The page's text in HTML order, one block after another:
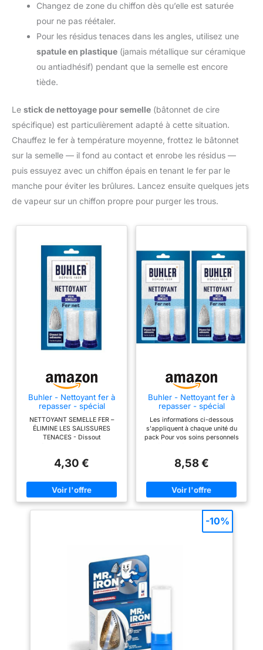
Changez de zone du chiffon dès qu’elle est saturée
pour ne pas réétaler.
Pour les résidus tenaces dans les angles, utilisez une
spatule en plastique (jamais métallique sur céramique
ou antiadhésif) pendant que la semelle est encore
tiède.
Le stick de nettoyage pour semelle (bâtonnet de cire
spécifique) est particulièrement adapté à cette situation.
Chauffez le fer à température moyenne, frottez le bâtonnet
sur la semelle — il fond au contact et enrobe les résidus —
puis essuyez avec un chiffon épais en tenant le fer par le
manche pour éviter les brûlures. Lancez ensuite quelques jets
de vapeur sur un chiffon propre pour purger les trous.
Buhler - Nettoyant fer à
repasser - spécial
semelles - 2 bâtonnets
NETTOYANT SEMELLE FER –
ÉLIMINE LES SALISSURES
TENACES - Dissout
amidon, apprêts, résines
synthétiques fondus (nylon,
acétate…) - Nettoyage efficace
sans rayer la semelle SEMELLE
repassage retrouvé REPASSAGE
FACILE & RAPIDE – RÉSULTAT
IMPECCABLE - Permet un
repassage facile et rapide en
améliorant la fluidité du
passage sur les textiles -
Facilite également la sortie de
vapeur pour une efficacité
optimale COMPATIBLE FERS
CLASSIQUES, VAPEUR &
4,30 €
Buhler - Nettoyant fer à
repasser - spécial
semelles - 2 bâtonnets
(Lot de 2)
Les informations ci-dessous
s'appliquent à chaque unité du
pack Pour vos soins personnels
8,58 €
-10%